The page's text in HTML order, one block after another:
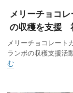
メリーチョコ
の収穫を支援
メリーチョコレート
ランボの収穫支援活
む